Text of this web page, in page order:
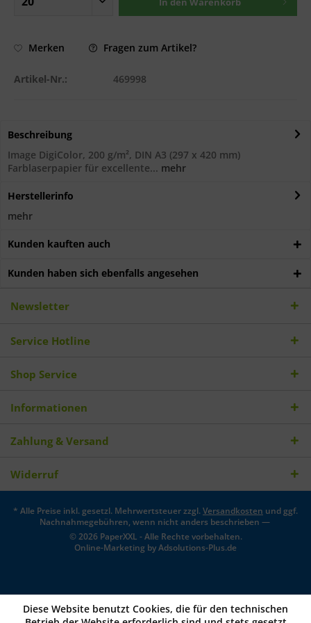
Merken Fragen zum Artikel?
Artikel-Nr.: 469998
Beschreibung
Image DigiColor, 200 g/m², DIN A3 (297 x 420 mm)
Farblaserpapier für excellente... mehr
Herstellerinfo
mehr
Kunden kauften auch
Kunden haben sich ebenfalls angesehen
Newsletter
Service Hotline
Shop Service
Informationen
Zahlung & Versand
Widerruf
* Alle Preise inkl. gesetzl. Mehrwertsteuer zzgl.Versandkosten und ggf.
Nachnahmegebühren, wenn nicht anders beschrieben —
© 2026 PaperXXL - Alle Rechte vorbehalten.
Online-Marketing byAdsolutions-Plus.de
Diese Website benutzt Cookies, die für den technischen